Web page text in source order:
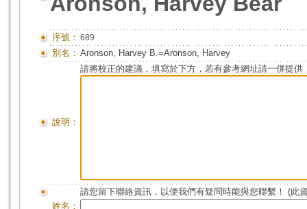
序號： 689
別名： Aronson, Harvey B.=Aronson, Harvey
說明：
請將校正的建議，填寫於下方，若有參考網址請一併提供
請您留下聯絡資訊，以便我們有疑問時能與您聯繫！ (此
姓名：